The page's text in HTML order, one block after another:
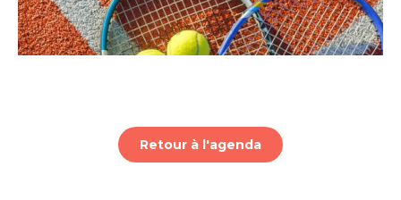
Retour à l'agenda